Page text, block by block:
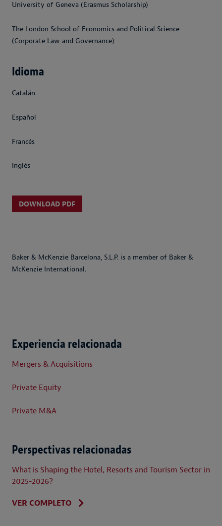
University of Geneva (Erasmus Scholarship)
The London School of Economics and Political Science
(Corporate Law and Governance)
Idioma
Catalán
Español
Francés
Inglés
DOWNLOAD PDF
Baker & McKenzie Barcelona, S.L.P. is a member of Baker &
McKenzie International.
Experiencia relacionada
Mergers & Acquisitions
Private Equity
Private M&A
Perspectivas relacionadas
What is Shaping the Hotel, Resorts and Tourism Sector in
2025-2026?
VER COMPLETO